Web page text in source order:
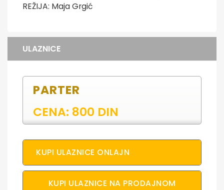
REŽIJA: Maja Grgić
ULAZNICE
PARTER
CENA: 800 DIN
KUPI ULAZNICE ONLAJN
KUPI ULAZNICE NA PRODAJNOM